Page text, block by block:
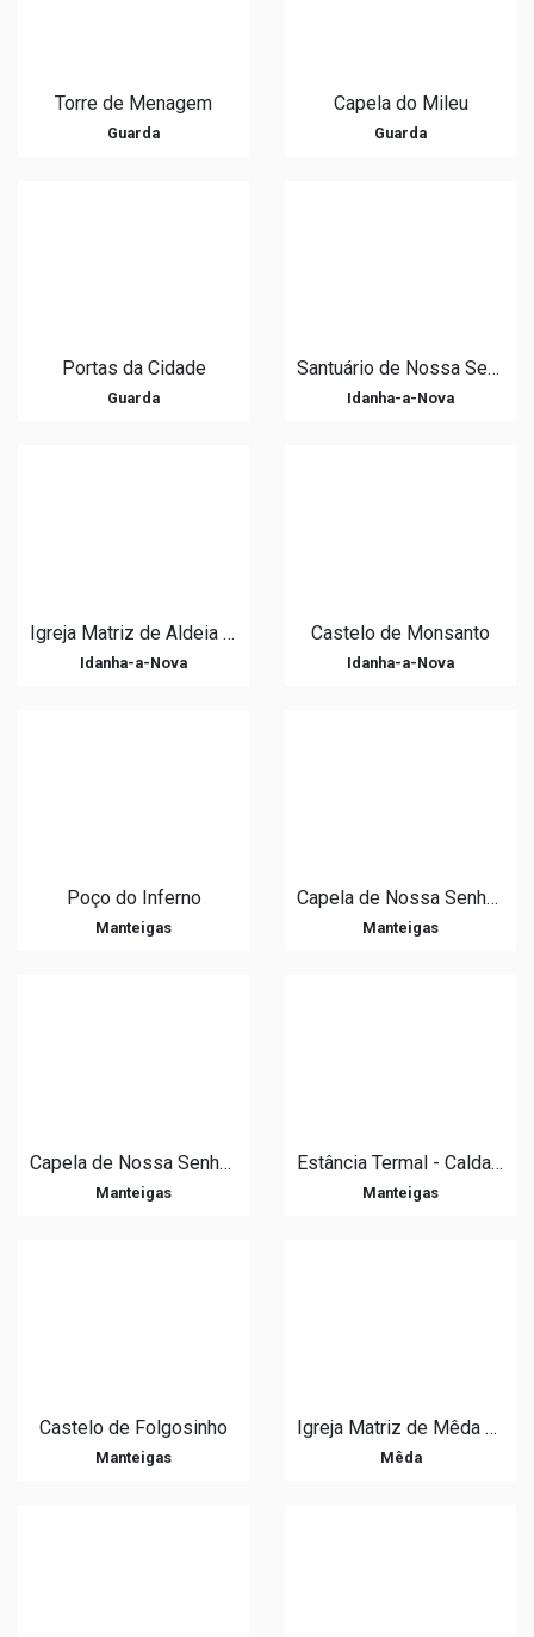
Torre de Menagem
Guarda
Capela do Mileu
Guarda
Portas da Cidade
Guarda
Santuário de Nossa Senhora de Almortão
Idanha-a-Nova
Igreja Matriz de Aldeia de Santa Margarida
Idanha-a-Nova
Castelo de Monsanto
Idanha-a-Nova
Poço do Inferno
Manteigas
Capela de Nossa Senhora da Estrela
Manteigas
Capela de Nossa Senhora da Anunciação
Manteigas
Estância Termal - Caldas de Manteigas
Manteigas
Castelo de Folgosinho
Manteigas
Igreja Matriz de Mêda / Igreja de São Bento
Mêda